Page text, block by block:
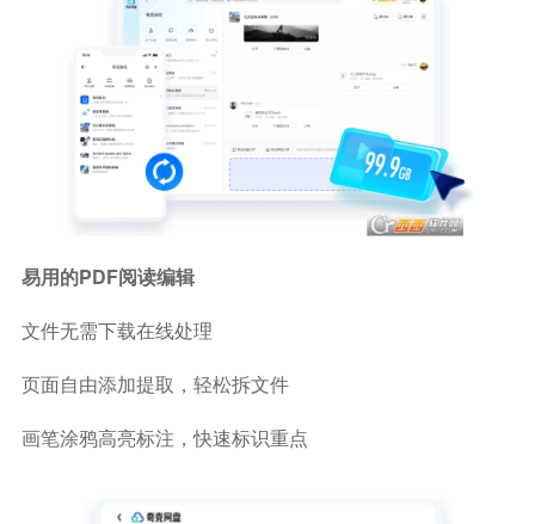
易用的PDF阅读编辑
文件无需下载在线处理
页面自由添加提取，轻松拆文件
画笔涂鸦高亮标注，快速标识重点